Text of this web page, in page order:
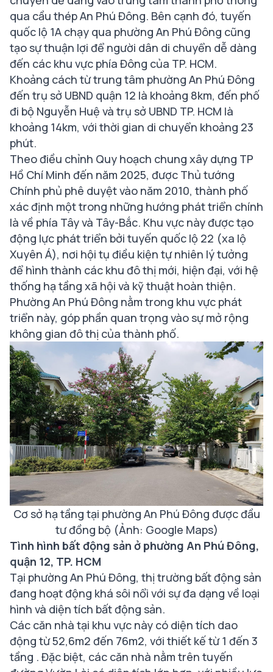
qua cầu thép An Phú Đông. Bên cạnh đó, tuyến
quốc lộ 1A chạy qua phường An Phú Đông cũng
tạo sự thuận lợi để người dân di chuyển dễ dàng
đến các khu vực phía Đông của TP. HCM.
Khoảng cách từ trung tâm phường An Phú Đông
đến trụ sở UBND quận 12 là khoảng 8km, đến phố
đi bộ Nguyễn Huệ và trụ sở UBND TP. HCM là
khoảng 14km, với thời gian di chuyển khoảng 23
phút.
Theo điều chỉnh Quy hoạch chung xây dựng TP
Hồ Chí Minh đến năm 2025, được Thủ tướng
Chính phủ phê duyệt vào năm 2010, thành phố
xác định một trong những hướng phát triển chính
là về phía Tây và Tây-Bắc. Khu vực này được tạo
động lực phát triển bởi tuyến quốc lộ 22 (xa lộ
Xuyên Á), nơi hội tụ điều kiện tự nhiên lý tưởng
để hình thành các khu đô thị mới, hiện đại, với hệ
thống hạ tầng xã hội và kỹ thuật hoàn thiện.
Phường An Phú Đông nằm trong khu vực phát
triển này, góp phần quan trọng vào sự mở rộng
không gian đô thị của thành phố.
Cơ sở hạ tầng tại phường An Phú Đông được đầu
tư đồng bộ (Ảnh: Google Maps)
Tình hình bất động sản ở phường An Phú Đông,
quận 12, TP. HCM
Tại phường An Phú Đông, thị trường bất động sản
đang hoạt động khá sôi nổi với sự đa dạng về loại
hình và diện tích bất động sản.
Các căn nhà tại khu vực này có diện tích dao
động từ 52,6m2 đến 76m2, với thiết kế từ 1 đến 3
tầng . Đặc biệt, các căn nhà nằm trên tuyến